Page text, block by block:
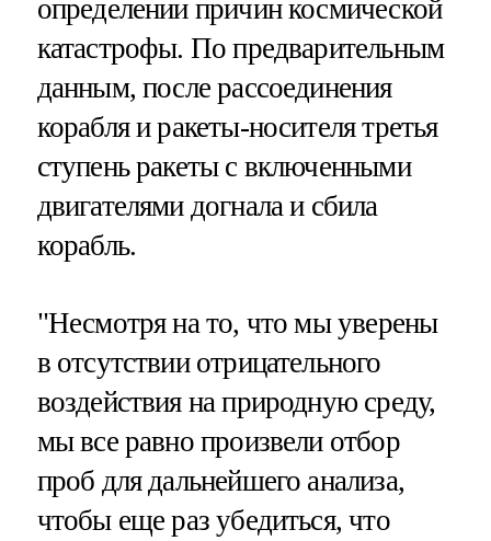
определении причин космической
катастрофы. По предварительным
данным, после рассоединения
корабля и ракеты-носителя третья
ступень ракеты с включенными
двигателями догнала и сбила
корабль.
"Несмотря на то, что мы уверены
в отсутствии отрицательного
воздействия на природную среду,
мы все равно произвели отбор
проб для дальнейшего анализа,
чтобы еще раз убедиться, что